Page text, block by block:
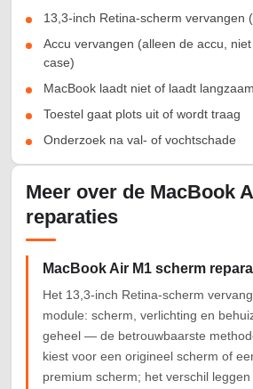
13,3-inch Retina-scherm vervangen
Accu vervangen (alleen de accu,
case)
MacBook laadt niet of laadt langzaam
Toestel gaat plots uit of wordt traag
Onderzoek na val- of vochtschade
Meer over de MacBook
reparaties
MacBook Air M1 scherm
Het 13,3-inch Retina-scherm
module: scherm, verlichting en
geheel — de betrouwbaarste
kiest voor een origineel scherm of
premium scherm; het verschil